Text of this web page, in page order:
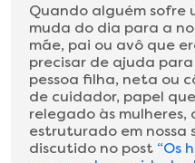
Quando alguém sofre
muda do dia para a
mãe, pai ou avô que
precisar de ajuda
pessoa filha, neta ou
de cuidador, papel
relegado às mulheres,
estruturado em nossa
discutido no post “Os